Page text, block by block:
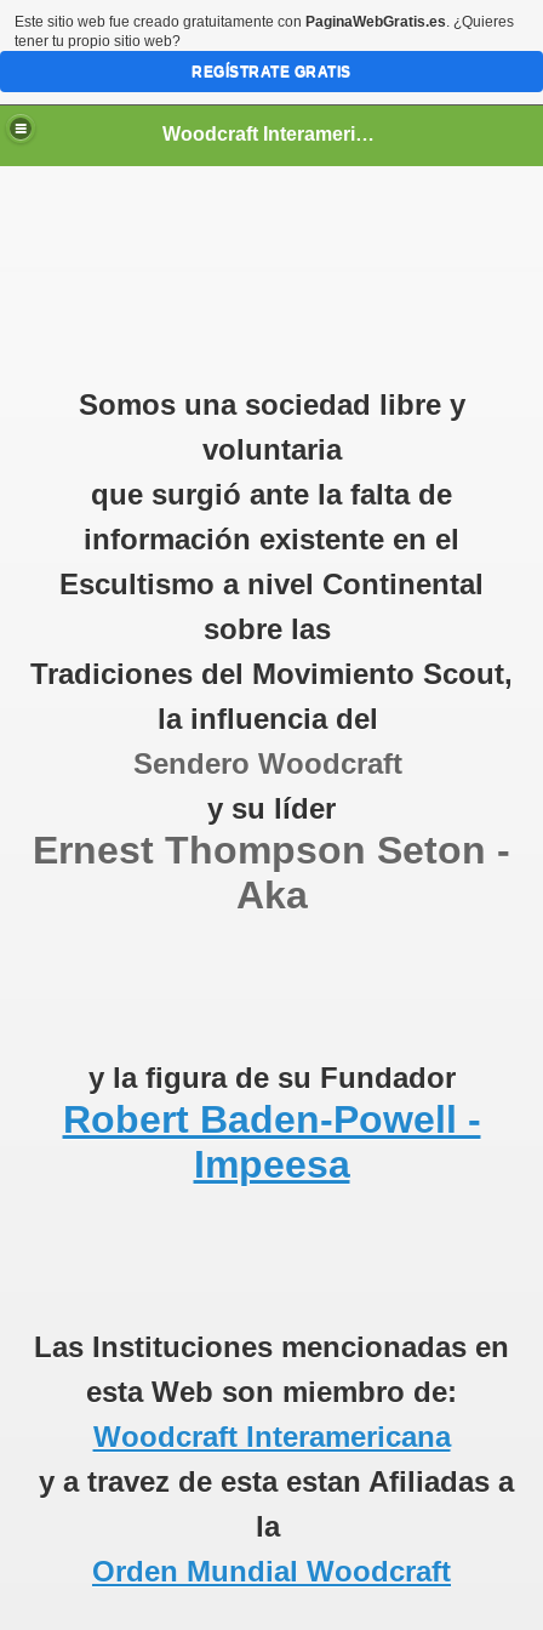
Woodcraft Interamericana
Somos una sociedad libre y
voluntaria
que surgió ante la falta de
información existente en el
Escultismo a nivel Continental
sobre las
Tradiciones del Movimiento Scout,
la influencia del
Sendero Woodcraft
y su líder
Ernest Thompson Seton -
Aka
y la figura de su Fundador
Robert Baden-Powell -
Impeesa
Las Instituciones mencionadas en
esta Web son miembro de:
Woodcraft Interamericana
y a travez de esta estan Afiliadas a
la
Orden Mundial Woodcraft
Este sitio web fue creado gratuitamente con PaginaWebGratis.es. ¿Quieres
tener tu propio sitio web?
REGÍSTRATE GRATIS